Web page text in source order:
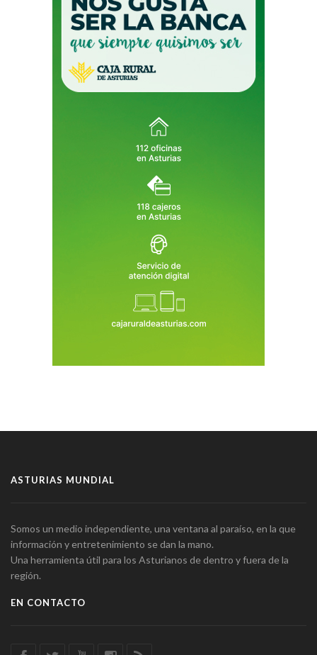
ASTURIAS MUNDIAL
Somos un medio independiente, una ventana al paraíso, en la que
información y entretenimiento se dan la mano.
Una herramienta útil para los Asturianos de dentro y fuera de la
región.
EN CONTACTO